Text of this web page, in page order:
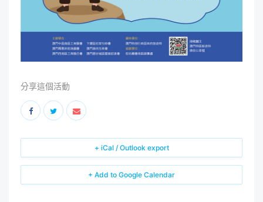
分享這個活動
+ Add to Google Calendar
+ iCal / Outlook export